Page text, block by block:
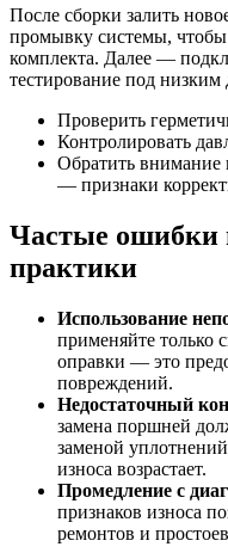
После сборки залить
промывку системы, чтобы
комплекта. Далее —
тестирование под низким
Проверить
Контролировать
Обратить внимание
— признаки
Частые ошибки
практики
Использование
применяйте только
оправки — это
повреждений.
Недостаточный
замена поршней
заменой
износа возрастает.
Промедление с
признаков износа
ремонтов и